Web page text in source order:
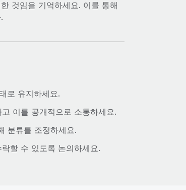
것임을 기억하세요. 이를 통해
로 유지하세요.
이를 공개적으로 소통하세요.
분류를 조정하세요.
할 수 있도록 논의하세요.